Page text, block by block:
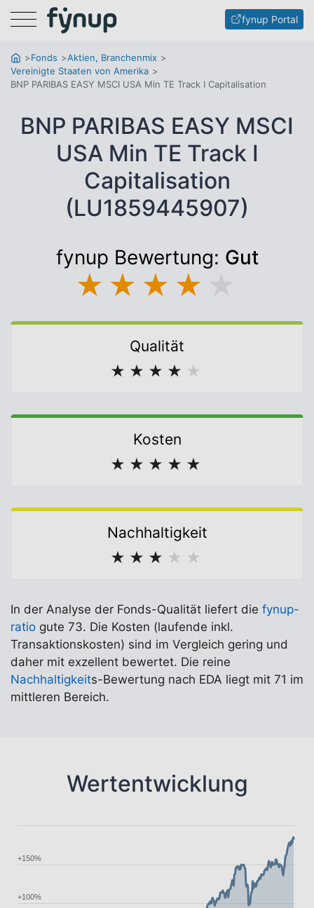
Menu fynup Portal
Fonds
Aktien, Branchenmix
Vereinigte Staaten von Amerika
BNP PARIBAS EASY MSCI USA Min TE Track I Capitalisation
BNP PARIBAS EASY MSCI
USA Min TE Track I
Capitalisation
(LU1859445907)
fynup Bewertung: Gut
★ ★ ★ ★
Qualität
★ ★ ★ ★ ★
Kosten
★ ★ ★ ★ ★
Nachhaltigkeit
★ ★ ★ ★ ★
In der Analyse der Fonds-Qualität liefert die fynup-
ratio gute 73. Die Kosten (laufende inkl.
Transaktionskosten) sind im Vergleich gering und
daher mit exzellent bewertet. Die reine
Nachhaltigkeits-Bewertung nach EDA liegt mit 71 im
mittleren Bereich.
Wertentwicklung
+100%
+150%